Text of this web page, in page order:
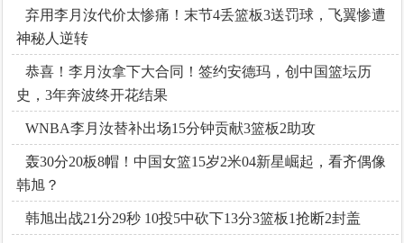
弃用李月汝代价太惨痛！末节4丢篮板3送罚球，飞翼惨遭
神秘人逆转
恭喜！李月汝拿下大合同！签约安德玛，创中国篮坛历
史，3年奔波终开花结果
WNBA李月汝替补出场15分钟贡献3篮板2助攻
轰30分20板8帽！中国女篮15岁2米04新星崛起，看齐偶像
韩旭？
韩旭出战21分29秒 10投5中砍下13分3篮板1抢断2封盖